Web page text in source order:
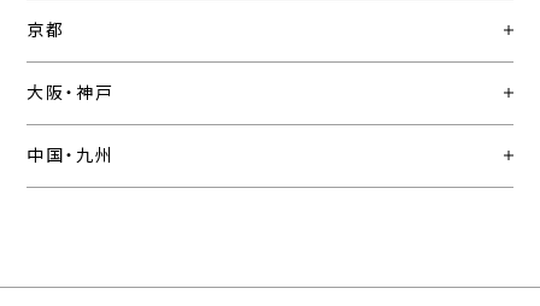
京都
大阪・神戸
中国・九州